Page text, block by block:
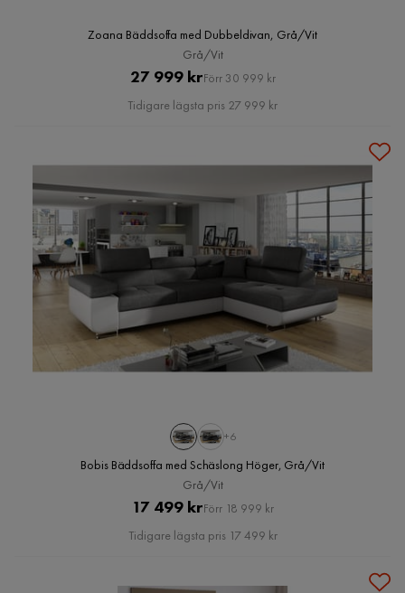
Zoana Bäddsoffa med Dubbeldivan, Grå/Vit
Grå/Vit
Pris
27 999 krOriginal
Pris
Förr 30 999 kr
Tidigare lägsta pris 27 999 kr
+6
Bobis Bäddsoffa med Schäslong Höger, Grå/Vit
Grå/Vit
Pris
17 499 krOriginal
Pris
Förr 18 999 kr
Tidigare lägsta pris 17 499 kr